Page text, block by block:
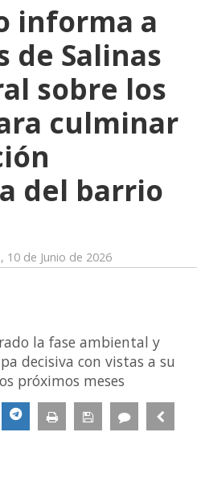
informa a
de Salinas
sobre los
culminar
del barrio
10 de Junio de 2026
la fase ambiental y
decisiva con vistas a su
próximos meses